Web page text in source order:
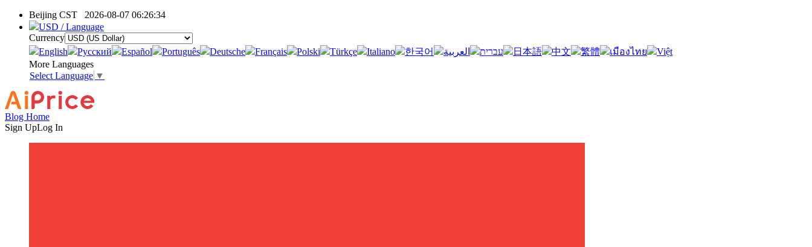
Beijing CST 2026-08-07 06:26:34
USD / Language
Currency
English
Pусский Español Português Deutsche Français Polski Türkçe Italiano 한국어 עברית العربية 日本語 中文 繁體 เมืองไทย
Việt
More Languages
Select Language ▼
Blog Home
Sign UpLog In